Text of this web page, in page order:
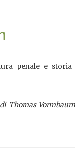
penale e
Thomas